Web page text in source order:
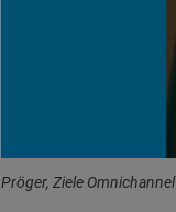
Pröger, Ziele Omnichannel